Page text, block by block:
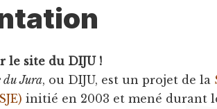
le site du DIJU !
Jura, ou DIJU, est un projet de la
initié en 2003 et mené durant